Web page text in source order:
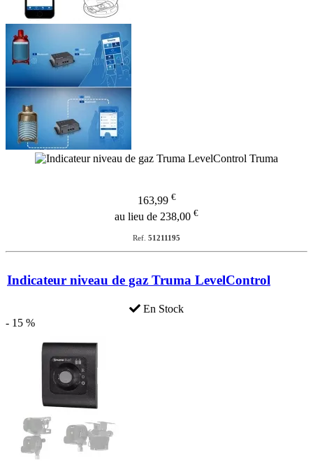
163,99 €
au lieu de 238,00 €
Ref. 51211195
Indicateur niveau de gaz Truma LevelControl
En Stock
- 15 %